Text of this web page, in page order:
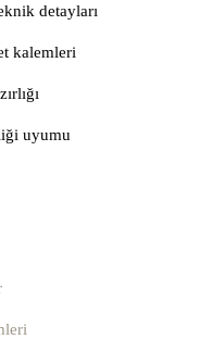
detayları
kalemleri
uyumu